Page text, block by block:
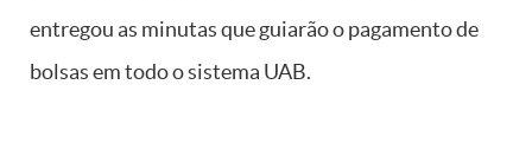
entregou as minutas que guiarão o pagamento de
bolsas em todo o sistema UAB.